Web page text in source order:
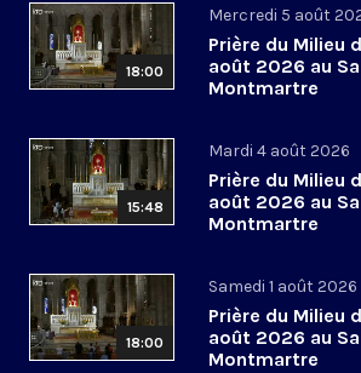
18:00
Mercredi 5 août
Prière du Milieu
août 2026 au
Montmartre
15:48
Mardi 4 août 2026
Prière du Milieu
août 2026 au
Montmartre
18:00
Samedi 1 août 2026
Prière du Milieu
août 2026 au
Montmartre